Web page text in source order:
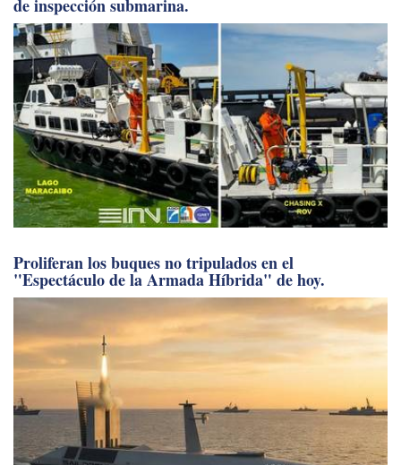
de inspección submarina.
Proliferan los buques no tripulados en el
"Espectáculo de la Armada Híbrida" de hoy.